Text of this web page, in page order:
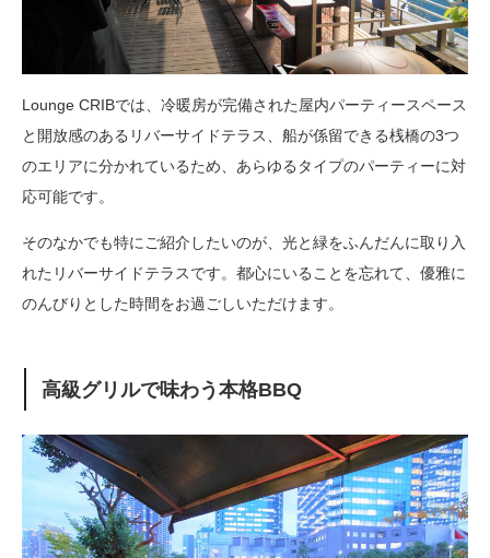
Lounge CRIBでは、冷暖房が完備された屋内パーティースペース
と開放感のあるリバーサイドテラス、船が係留できる桟橋の3つ
のエリアに分かれているため、あらゆるタイプのパーティーに対
応可能です。
そのなかでも特にご紹介したいのが、光と緑をふんだんに取り入
れたリバーサイドテラスです。都心にいることを忘れて、優雅に
のんびりとした時間をお過ごしいただけます。
高級グリルで味わう本格BBQ